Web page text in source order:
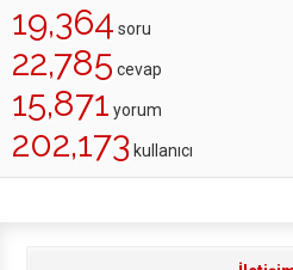
19,364 soru
22,785 cevap
15,871 yorum
202,173 kullanıcı